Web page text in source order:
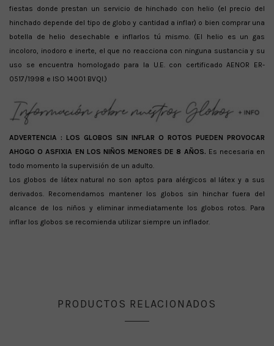
fiestas donde prestan un servicio de hinchado con helio (el precio del
hinchado depende del tipo de globo y cantidad a inflar) o bien comprar una
botella de helio desechable e inflarlos tú mismo. (El helio es un gas
incoloro, inodoro e inerte, el que no reacciona con ninguna sustancia y su
uso se encuentra homologado para la U.E. con certificado AENOR ER-
0517/1998 e ISO 14001 BVQI.)
ADVERTENCIA : LOS GLOBOS SIN INFLAR O ROTOS PUEDEN PROVOCAR
AHOGO O ASFIXIA EN LOS NIÑOS MENORES DE 8 AÑOS. Es necesaria en
todo momento la supervisión de un adulto.
Los globos de látex natural no son aptos para alérgicos al látex y a sus
derivados. Recomendamos mantener los globos sin hinchar fuera del
alcance de los niños y eliminar inmediatamente los globos rotos. Para
inflar los globos se recomienda utilizar siempre un inflador.
PRODUCTOS RELACIONADOS